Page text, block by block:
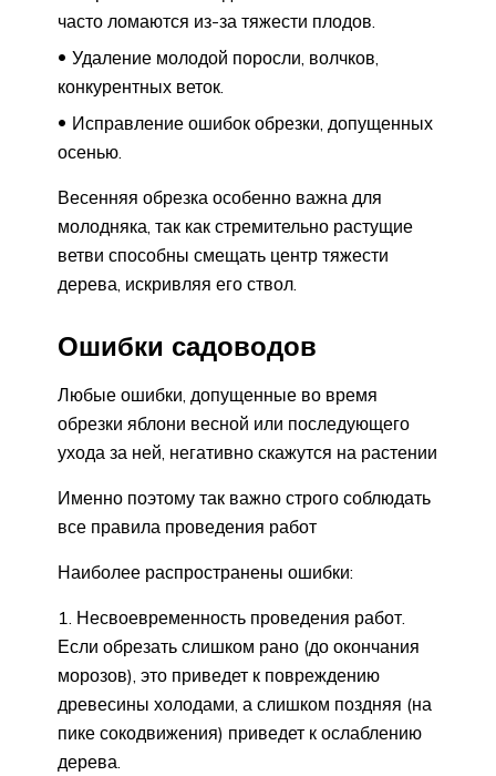
часто ломаются из-за тяжести плодов.
Удаление молодой поросли, волчков,
конкурентных веток.
Исправление ошибок обрезки, допущенных
осенью.
Весенняя обрезка особенно важна для
молодняка, так как стремительно растущие
ветви способны смещать центр тяжести
дерева, искривляя его ствол.
Ошибки садоводов
Любые ошибки, допущенные во время
обрезки яблони весной или последующего
ухода за ней, негативно скажутся на растении
Именно поэтому так важно строго соблюдать
все правила проведения работ
Наиболее распространены ошибки:
Несвоевременность проведения работ.
Если обрезать слишком рано (до окончания
морозов), это приведет к повреждению
древесины холодами, а слишком поздняя (на
пике сокодвижения) приведет к ослаблению
дерева.